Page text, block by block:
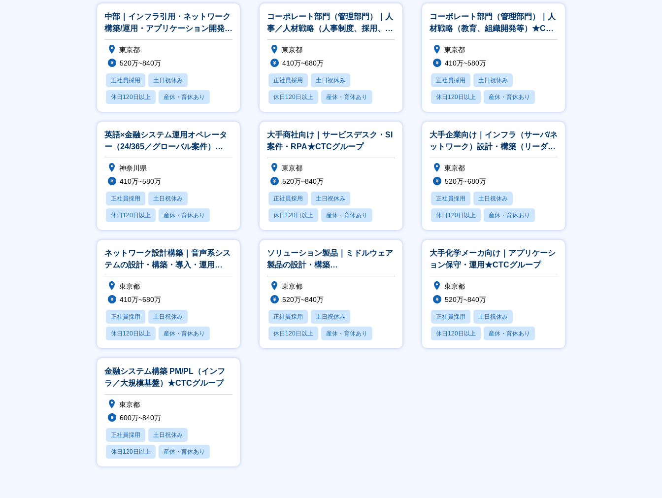
中部｜インフラ引用・ネットワーク
構築/運用・アプリケーション開発
★CTCグループ
東京都
520万~840万
正社員採用 土日祝休み
休日120日以上 産休・育休あり
賞与あり
コーポレート部門（管理部門）｜人
事／人材戦略（人事制度、採用、教
育、組織開発等）
東京都
410万~680万
正社員採用 土日祝休み
休日120日以上 産休・育休あり
賞与あり
コーポレート部門（管理部門）｜人
材戦略（教育、組織開発等）★CTC
グループ
東京都
410万~580万
正社員採用 土日祝休み
休日120日以上 産休・育休あり
賞与あり
英語×金融システム運用オペレータ
ー（24/365／グローバル案件）
★CTCグループ
神奈川県
410万~580万
正社員採用 土日祝休み
休日120日以上 産休・育休あり
月残業20時間以内
大手商社向け｜サービスデスク・SI
案件・RPA★CTCグループ
東京都
520万~840万
正社員採用 土日祝休み
休日120日以上 産休・育休あり
月残業20時間以内
大手企業向け｜インフラ（サーバ/ネ
ットワーク）設計・構築（リーダ
層）★CTCグループ
東京都
520万~680万
正社員採用 土日祝休み
休日120日以上 産休・育休あり
月残業20時間以内
ネットワーク設計構築｜音声系シス
テムの設計・構築・導入・運用
（Cisco／Genesys Cloud
東京都
410万~680万
正社員採用 土日祝休み
休日120日以上 産休・育休あり
月残業20時間以内
ソリューション製品｜ミドルウェア
製品の設計・構築
（JP1/Zabbix/SKYSEA等）★CTC
グル東京都
520万~840万
正社員採用 土日祝休み
休日120日以上 産休・育休あり
賞与あり
大手化学メーカ向け｜アプリケーシ
ョン保守・運用★CTCグループ
東京都
520万~840万
正社員採用 土日祝休み
休日120日以上 産休・育休あり
月残業20時間以内
金融システム構築 PM/PL（インフ
ラ／大規模基盤）★CTCグループ
東京都
600万~840万
正社員採用 土日祝休み
休日120日以上 産休・育休あり
賞与あり